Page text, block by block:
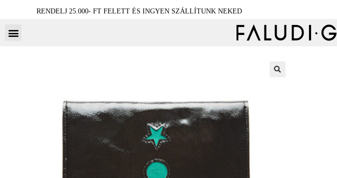
RENDELJ 25.000- FT FELETT ÉS INGYEN SZÁLLÍTUNK NEKED